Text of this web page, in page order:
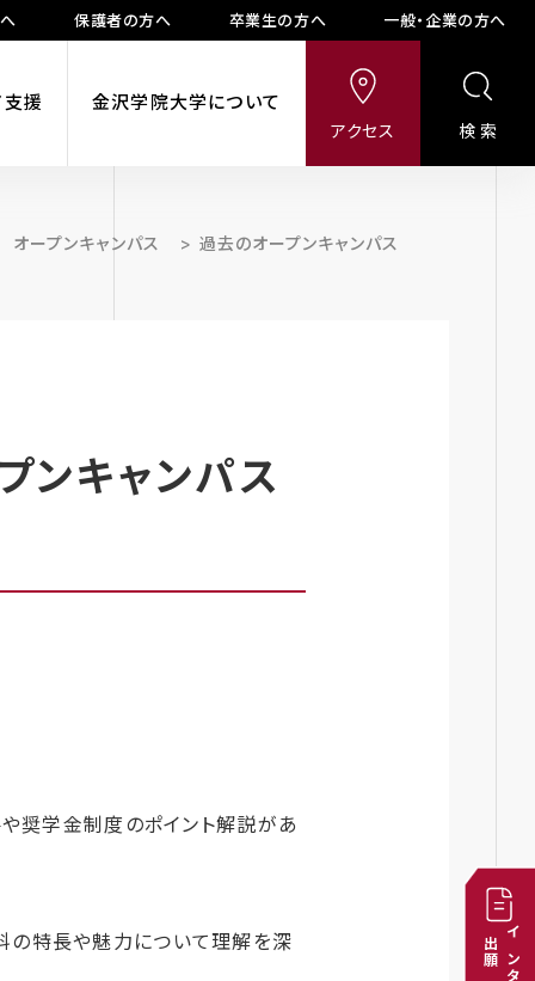
アクセス 検索
支援 金沢学院大学について
保護者の方へ 卒業生の方へ 一般・企業の方へ
オープンキャンパス > 過去のオープンキャンパス
キャンパス
奨学金制度のポイント解説があ
の特長や魅力について理解を深 出願